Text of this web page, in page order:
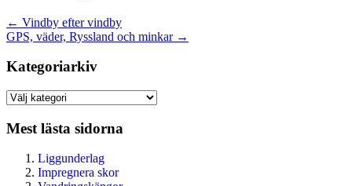
← Vindby efter vindby
GPS, väder, Ryssland och minkar →
Kategoriarkiv
Kategoriarkiv
Mest lästa sidorna
Liggunderlag
Impregnera skor